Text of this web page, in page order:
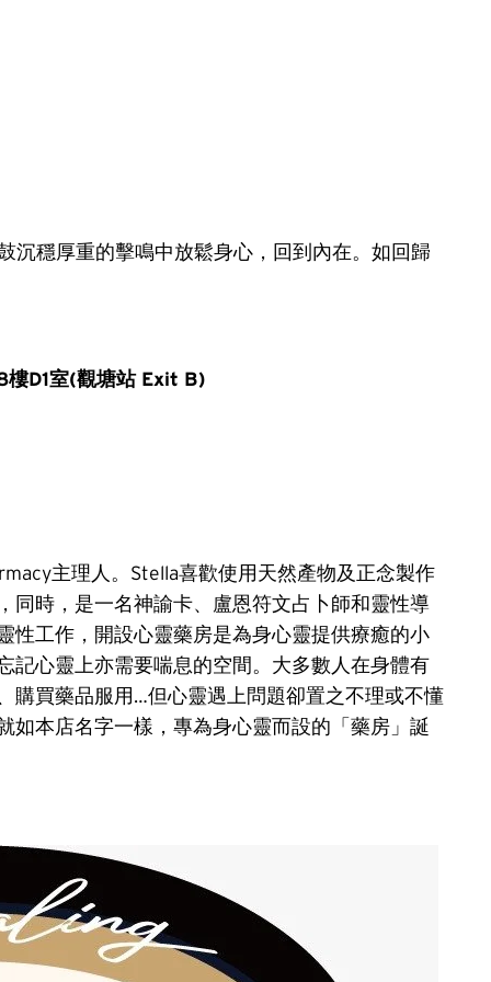
沉穩厚重的擊鳴中放鬆身心，回到內在。如回歸
樓D1室(觀塘站 Exit B)
主理人。Stella喜歡使用天然產物及正念製作
同時，是一名神諭卡、盧恩符文占卜師和靈性導
性工作，開設心靈藥房是為身心靈提供療癒的小
記心靈上亦需要喘息的空間。大多數人在身體有
購買藥品服用…但心靈遇上問題卻置之不理或不懂
如本店名字一樣，專為身心靈而設的「藥房」誕